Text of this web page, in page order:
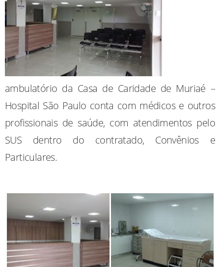
ambulatório da Casa de Caridade de Muriaé –
Hospital São Paulo conta com médicos e outros
profissionais de saúde, com atendimentos pelo
SUS dentro do contratado, Convênios e
Particulares.